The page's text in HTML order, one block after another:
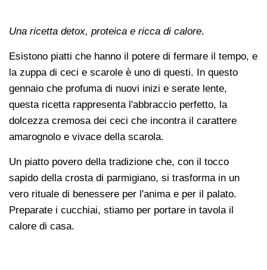
Una ricetta detox, proteica e ricca di calore.
Esistono piatti che hanno il potere di fermare il tempo, e
la zuppa di ceci e scarole è uno di questi. In questo
gennaio che profuma di nuovi inizi e serate lente,
questa ricetta rappresenta l'abbraccio perfetto, la
dolcezza cremosa dei ceci che incontra il carattere
amarognolo e vivace della scarola.
Un piatto povero della tradizione che, con il tocco
sapido della crosta di parmigiano, si trasforma in un
vero rituale di benessere per l'anima e per il palato.
Preparate i cucchiai, stiamo per portare in tavola il
calore di casa.